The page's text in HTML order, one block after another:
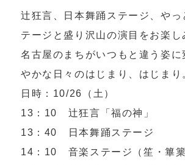
辻狂言、日本舞踊ステージ、やっ
テージと盛り沢山の演目をお楽し
名古屋のまちがいつもと違う姿に
やかな日々のはじまり、はじまり
日時：10/26（土）
13：10 辻狂言「福の神」
13：40 日本舞踊ステージ
14：10 音楽ステージ（笙・篳篥